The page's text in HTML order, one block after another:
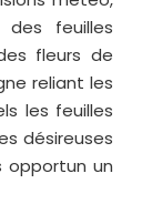
feuilles
fleurs de
reliant les
les feuilles
désireuses
un